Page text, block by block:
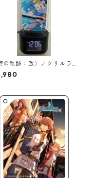
の軌跡：改）アクリルラ
アップデジタルクロック